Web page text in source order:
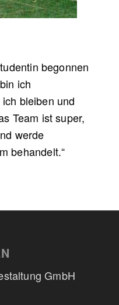
begonnen
ich
bleiben und
Team ist super,
werde
behandelt.“
GmbH